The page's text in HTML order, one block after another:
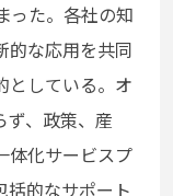
った。各社の知
的な応⽤を共同
としている。オ
ず、政策、産
体化サービスプ
括的なサポート